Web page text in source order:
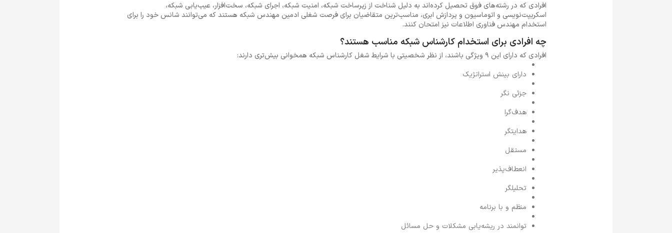
افرادی که در رشته‌های فوق تحصیل کرده‌اند به دلیل شناخت از زیرساخت شبکه، امنیت شبکه، اجرای شبکه، سخت‌افزار، عیب‌یابی شبکه،
اسکریپت‌نویسی و اتوماسیون و پردازش ابری، مناسب‌ترین متقاضیان برای فرصت شغلی ادمین مهندس شبکه هستند که می‌توانند شانس خود را برای
استخدام مهندس فناوری اطلاعات نیز امتحان کنند.
چه افرادی برای استخدام کارشناس شبکه مناسب هستند؟
افرادی که دارای این 9 ویژگی باشند، از نظر شخصیتی با شرایط شغل کارشناس شبکه همخوانی بیش‌تری دارند:
دارای بینش استراتژیک
جزئی نگر
هدف‌گرا
هدایتگر
مستقل
انعطاف‌پذیر
تحلیلگر
منظم و با برنامه
توانمند در ریشه‌یابی مشکلات و حل مسائل